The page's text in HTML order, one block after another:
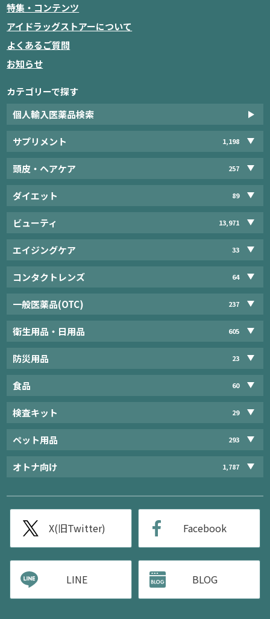
特集・コンテンツ
アイドラッグストアーについて
よくあるご質問
お知らせ
カテゴリーで探す
個人輸入医薬品検索
サプリメント 1,198
頭皮・ヘアケア 257
ダイエット 89
ビューティ 13,971
エイジングケア 33
コンタクトレンズ 64
一般医薬品(OTC) 237
衛生用品・日用品 605
防災用品 23
食品 60
検査キット 29
ペット用品 293
オトナ向け 1,787
X(旧Twitter) Facebook
LINE BLOG